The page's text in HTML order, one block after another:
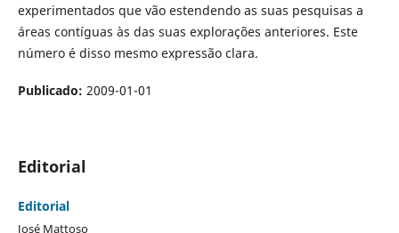
experimentados que vão estendendo as suas pesquisas a
áreas contíguas às das suas explorações anteriores. Este
número é disso mesmo expressão clara.
Publicado: 2009-01-01
Editorial
Editorial
José Mattoso